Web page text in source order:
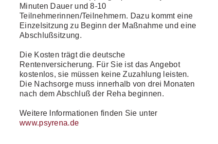
Minuten Dauer und 8-10
Teilnehmerinnen/Teilnehmern. Dazu kommt eine
Einzelsitzung zu Beginn der Maßnahme und eine
Abschlußsitzung.
Die Kosten trägt die deutsche
Rentenversicherung. Für Sie ist das Angebot
kostenlos, sie müssen keine Zuzahlung leisten.
Die Nachsorge muss innerhalb von drei Monaten
nach dem Abschluß der Reha beginnen.
Weitere Informationen finden Sie unter
www.psyrena.de